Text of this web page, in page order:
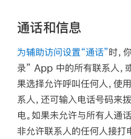
通话和信息
为辅助访问设置“通话”时，
录” App 中的所有联系人，
果选择允许呼叫任何人，使
系人，还可输入电话号码来
电。如果未允许与所有人通
非允许联系人的任何人接打